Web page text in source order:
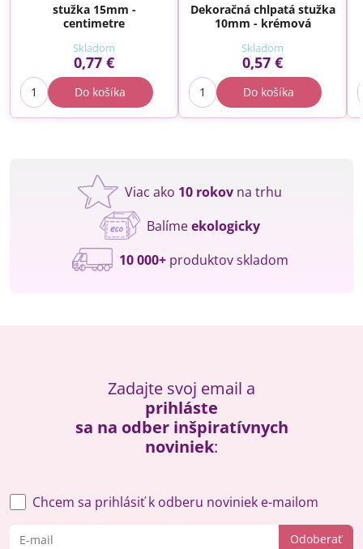
stužka 15mm -
centimetre
Skladom
0,77 €
Do košíka
Dekoračná chlpatá stužka
10mm - krémová
Skladom
0,57 €
Do košíka
Viac ako 10 rokov na trhu
Balímeekologicky
10 000+produktov skladom
Zadajte svoj email a
prihláste
sa na odber inšpiratívnych
noviniek:
Odoberať
Chcem sa prihlásiť k odberu noviniek e-mailom